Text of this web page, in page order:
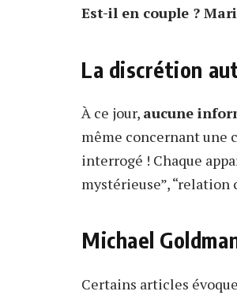
Est-il en couple ?
La discrétion
À ce jour, aucune
même concernant une
interrogé ! Chaque
mystérieuse”, “relation
Michael
Certains articles